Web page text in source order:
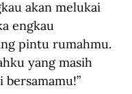
akan melukai
engkau
pintu rumahmu.
yang masih